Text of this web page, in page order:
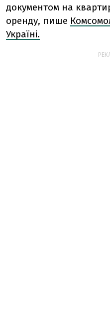
документом на
оренду, пише
Україні.